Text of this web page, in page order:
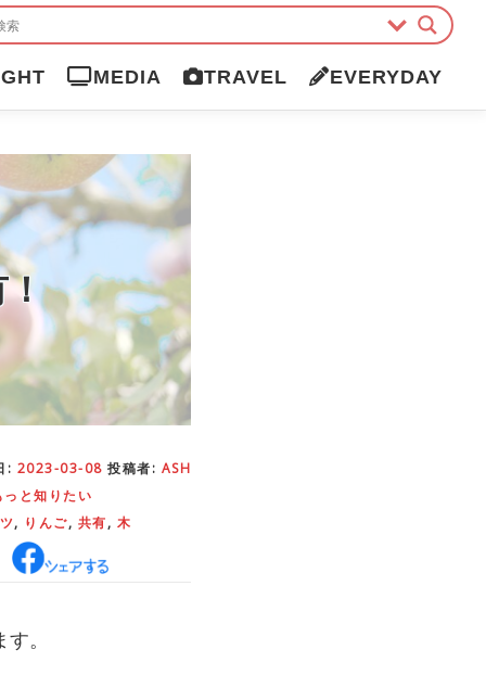
MEDIA TRAVEL EVERYDAY
！
: 2023-03-08 投稿者: ASH
と知りたい
, りんご, 共有, 木
。